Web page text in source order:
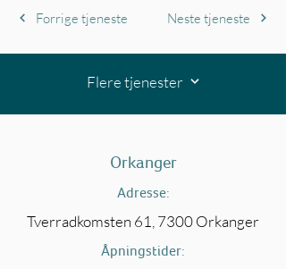
Forrige tjeneste Neste tjeneste
Flere tjenester
Orkanger
Adresse:
Tverradkomsten 61, 7300 Orkanger
Åpningstider: